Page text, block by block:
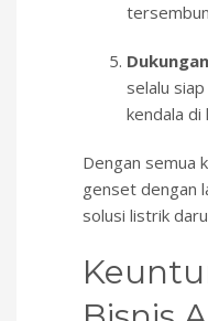
selalu
kendala di
Dengan semua
genset dengan
solusi listrik